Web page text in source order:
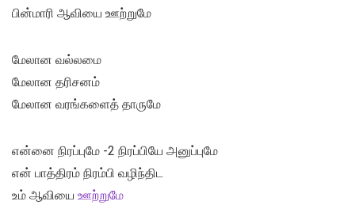
பின்மாரி ஆவியை ஊற்றுமே
மேலான வல்லமை
மேலான தரிசனம்
மேலான வரங்களைத் தாருமே
என்னை நிரப்புமே -2 நிரப்பியே அனுப்புமே
என் பாத்திரம் நிரம்பி வழிந்திட
உம் ஆவியை ஊற்றுமே